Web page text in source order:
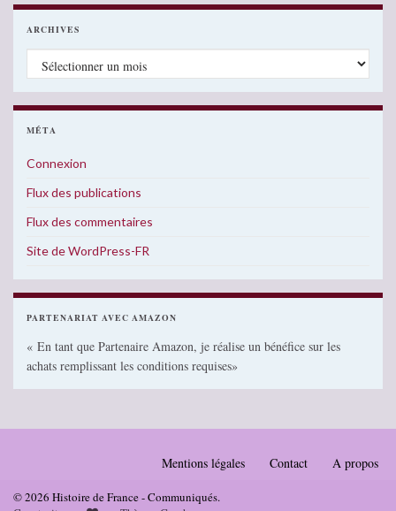
ARCHIVES
Archives
MÉTA
Connexion
Flux des publications
Flux des commentaires
Site de WordPress-FR
PARTENARIAT AVEC AMAZON
« En tant que Partenaire Amazon, je réalise un bénéfice sur les
achats remplissant les conditions requises»
Mentions légales Contact A propos
© 2026 Histoire de France - Communiqués.